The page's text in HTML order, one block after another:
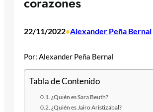
22/11/2022•Alexander Peña Bernal
Por: Alexander Peña Bernal
Tabla de Contenido
¿Quién es Sara Beuth?
¿Quién es Jairo Aristizábal?